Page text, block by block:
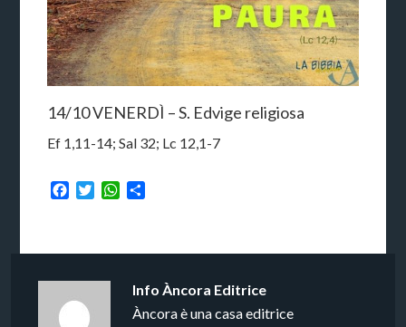
14/10 VENERDÌ – S. Edvige religiosa
Ef 1,11-14; Sal 32; Lc 12,1-7
Facebook
TwitterWhatsApp
InfoÀncora Editrice
Àncora è una casa editrice